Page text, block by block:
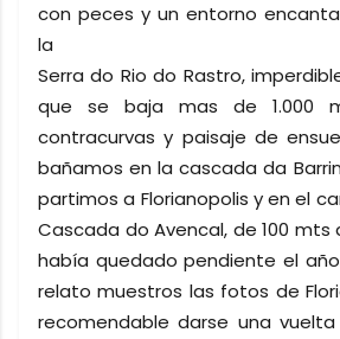
con peces y un entorno
la
Serra do Rio do Rastro,
que se baja mas de 1.000
contracurvas y paisaje de
bañamos en la cascada da
partimos a Florianopolis y en el
Cascada do Avencal, de 100
había quedado pendiente el
relato muestros las fotos de
recomendable darse una